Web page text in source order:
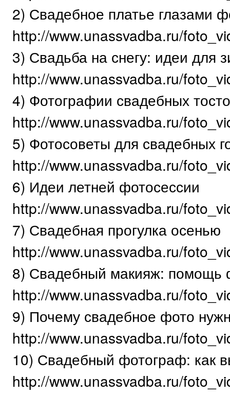
2) Свадебное платье глазами
http://www.unassvadba.ru/
3) Свадьба на снегу: идеи для
http://www.unassvadba.ru/
4) Фотографии свадебных
http://www.unassvadba.ru/
5) Фотосоветы для свадебных
http://www.unassvadba.ru/
6) Идеи летней фотосессии
http://www.unassvadba.ru/
7) Свадебная прогулка осенью
http://www.unassvadba.ru/
8) Свадебный макияж: помощь
http://www.unassvadba.ru/
9) Почему свадебное фото
http://www.unassvadba.ru/
10) Свадебный фотограф: как
http://www.unassvadba.ru/